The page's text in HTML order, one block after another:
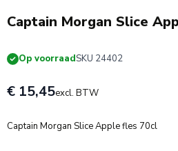
Captain Morgan Slice
Op voorraadSKU 24402
€ 15,45excl. BTW
Captain Morgan Slice Apple fles 70cl